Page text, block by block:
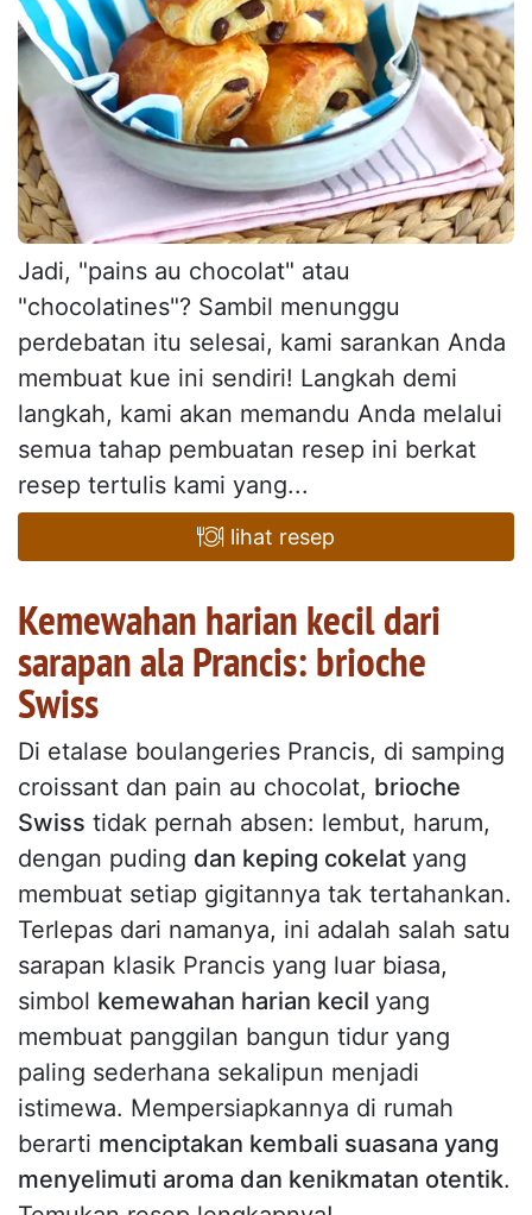
Jadi, "pains au chocolat" atau
"chocolatines"? Sambil menunggu
perdebatan itu selesai, kami sarankan Anda
membuat kue ini sendiri! Langkah demi
langkah, kami akan memandu Anda melalui
semua tahap pembuatan resep ini berkat
resep tertulis kami yang...
lihat resep
Kemewahan harian kecil dari
sarapan ala Prancis: brioche
Swiss
Di etalase boulangeries Prancis, di samping
croissant dan pain au chocolat, brioche
Swiss tidak pernah absen: lembut, harum,
dengan puding dan keping cokelat yang
membuat setiap gigitannya tak tertahankan.
Terlepas dari namanya, ini adalah salah satu
sarapan klasik Prancis yang luar biasa,
simbol kemewahan harian kecil yang
membuat panggilan bangun tidur yang
paling sederhana sekalipun menjadi
istimewa. Mempersiapkannya di rumah
berarti menciptakan kembali suasana yang
menyelimuti aroma dan kenikmatan otentik.